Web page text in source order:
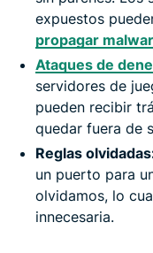
expuestos
propagar
Ataques de
servidores de
pueden recibir
quedar fuera de
Reglas
un puerto para
olvidamos, lo
innecesaria.